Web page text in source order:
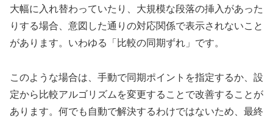
大幅に入れ替わっていたり、大規模な段落の挿入があった
りする場合、意図した通りの対応関係で表示されないこと
があります。いわゆる「比較の同期ずれ」です。
このような場合は、手動で同期ポイントを指定するか、設
定から比較アルゴリズムを変更することで改善することが
あります。何でも自動で解決するわけではないため、最終